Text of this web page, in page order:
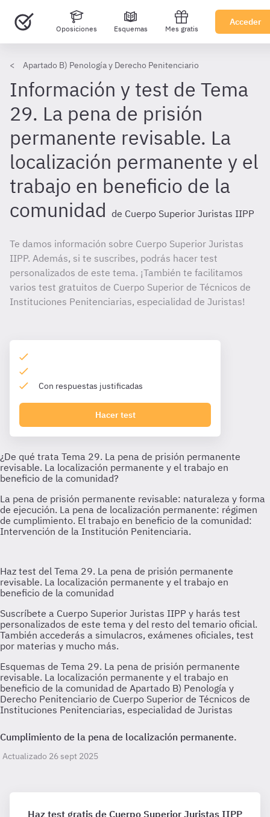
Oposiciones Esquemas Mes gratis
Acceder
Apartado B) Penología y Derecho Penitenciario
Información y test de Tema
29. La pena de prisión
permanente revisable. La
localización permanente y el
trabajo en beneficio de la
comunidad de Cuerpo Superior Juristas IIPP
Te damos información sobre Cuerpo Superior Juristas
IIPP. Además, si te suscribes, podrás hacer test
personalizados de este tema. ¡También te facilitamos
varios test gratuitos de Cuerpo Superior de Técnicos de
Instituciones Penitenciarias, especialidad de Juristas!
Con respuestas justificadas
Hacer test
Esquemas de Tema 29. La pena de prisión permanente
revisable. La localización permanente y el trabajo en
beneficio de la comunidad de Apartado B) Penología y
Derecho Penitenciario de Cuerpo Superior de Técnicos de
Instituciones Penitenciarias, especialidad de Juristas
Cumplimiento de la pena de localización permanente.
Actualizado 26 sept 2025
Haz test gratis de Cuerpo Superior Juristas IIPP